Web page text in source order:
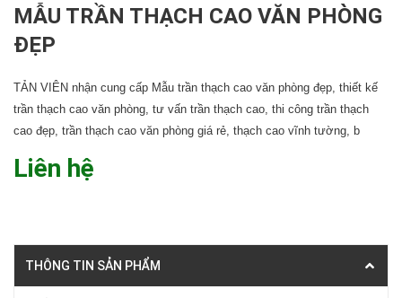
MẪU TRẦN THẠCH CAO VĂN PHÒNG
ĐẸP
TẢN VIÊN nhận cung cấp Mẫu trần thạch cao văn phòng đẹp, thiết kế
trần thạch cao văn phòng, tư vấn trần thạch cao, thi công trần thạch
cao đẹp, trần thạch cao văn phòng giá rẻ, thạch cao vĩnh tường, b
Liên hệ
THÔNG TIN SẢN PHẨM